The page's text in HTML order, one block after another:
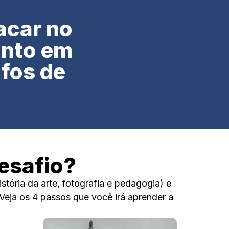
no
em
de
da arte, fotografia e pedagogia) e
os 4 passos que você irá aprender a